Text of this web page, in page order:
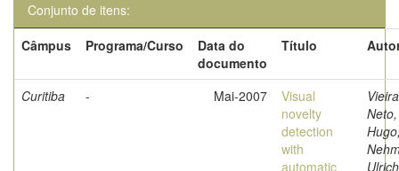
Conjunto de itens:
Câmpus
Programa/Curso
Data do
documento
Título
Curitiba - Mai-2007
Visual
novelty
detection
with
automatic
Vieira
Neto,
Ulrich